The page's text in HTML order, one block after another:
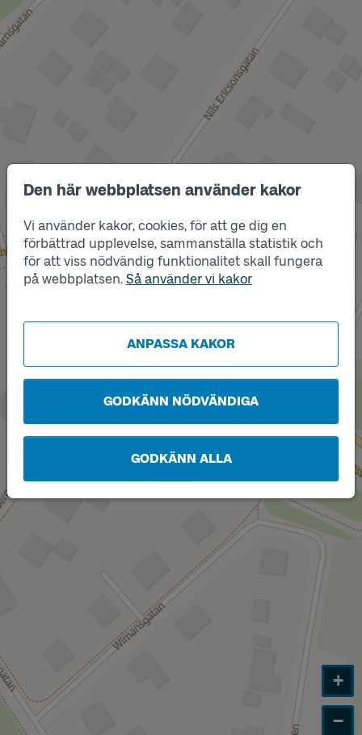
Den här webbplatsen använder kakor
Vi använder kakor, cookies, för att ge dig en
förbättrad upplevelse, sammanställa statistik och
för att viss nödvändig funktionalitet skall fungera
på webbplatsen. Så använder vi kakor
ANPASSA KAKOR
GODKÄNN NÖDVÄNDIGA
GODKÄNN ALLA
Läge
A
+
−